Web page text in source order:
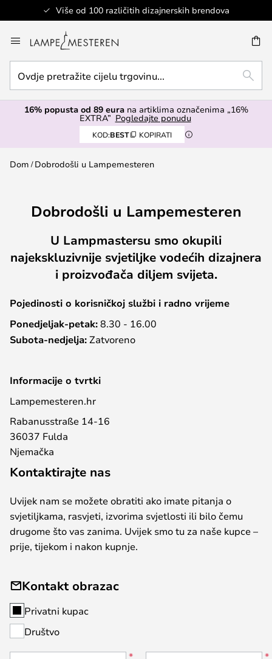
Više od 100 različitih dizajnerskih brendova
to
Content
pretražite
cijelu
trgovinu...
TRAŽI
16% popusta od 89 eurana artiklima označenima „16%
EXTRA” Pogledajte ponudu
KOD:BEST KOPIRATI
Dom Dobrodošli u Lampemesteren
Dobrodošli u Lampemesteren
U Lampmastersu smo okupili
najekskluzivnije svjetiljke vodećih dizajnera
i proizvođača diljem svijeta.
Pojedinosti o korisničkoj službi i radno vrijeme
Ponedjeljak-petak:8.30 - 16.00
Subota-nedjelja:Zatvoreno
Informacije o tvrtki
Lampemesteren.hr
Rabanusstraße 14-16
36037 Fulda
Njemačka
Kontaktirajte nas
Uvijek nam se možete obratiti ako imate pitanja o
svjetiljkama, rasvjeti, izvorima svjetlosti ili bilo čemu
drugome što vas zanima. Uvijek smo tu za naše kupce –
prije, tijekom i nakon kupnje.
Kontakt obrazac
Privatni kupac
Društvo